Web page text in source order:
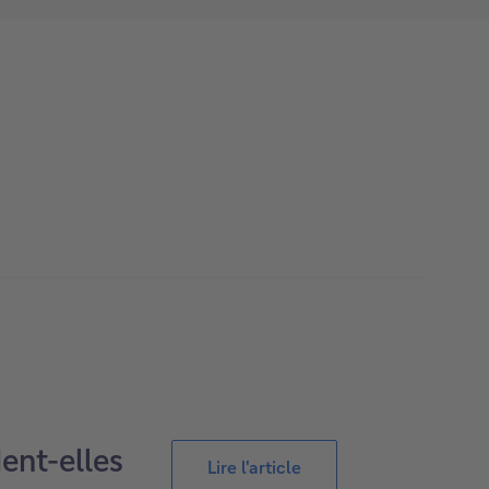
elles
Lire l'article